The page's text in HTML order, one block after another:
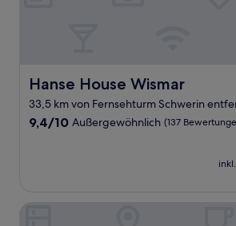
Hanse House Wismar
Hanse House Wismar
33,5 km von Fernsehturm Schwerin
9.4
9,4/10 Außergewöhnlich (137